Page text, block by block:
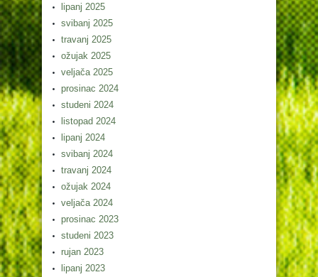
lipanj 2025
svibanj 2025
travanj 2025
ožujak 2025
veljača 2025
prosinac 2024
studeni 2024
listopad 2024
lipanj 2024
svibanj 2024
travanj 2024
ožujak 2024
veljača 2024
prosinac 2023
studeni 2023
rujan 2023
lipanj 2023